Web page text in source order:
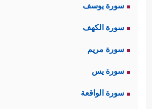
سورة يوسف
سورة الكهف
سورة مريم
سورة يس
سورة الواقعة